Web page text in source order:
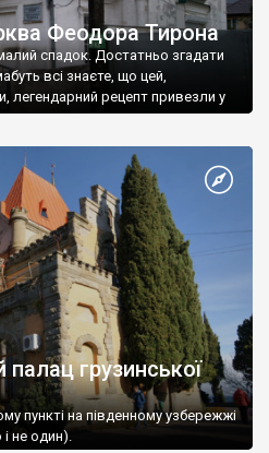
Феодора Тирона
спадок. Достатньо згадати
всі знаєте, що цей,
легендарний рецепт привезли у
грузинської
пункті на південному узбережжі
не один).